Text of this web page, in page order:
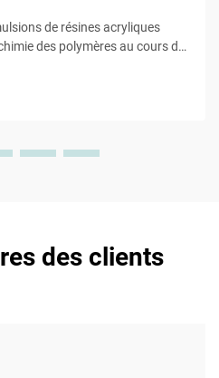
de résines acryliques
des polymères au cours de
des clients